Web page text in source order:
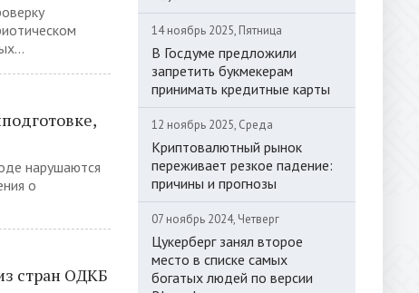
нарушаются
о
стран ОДКБ
14 ноябрь 2025, Пятница
В Госдуме предложили
запретить букмекерам
принимать кредитные карты
12 ноябрь 2025, Среда
Криптовалютный рынок
переживает резкое падение:
причины и прогнозы
07 ноябрь 2024, Четверг
Цукерберг занял второе
место в списке самых
богатых людей по версии